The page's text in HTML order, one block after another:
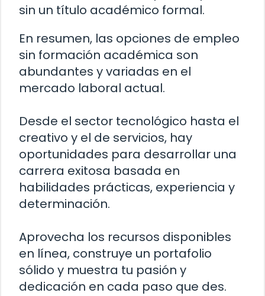
sin un título académico formal.
En resumen, las opciones de empleo
sin formación académica son
abundantes y variadas en el
mercado laboral actual.
Desde el sector tecnológico hasta el
creativo y el de servicios, hay
oportunidades para desarrollar una
carrera exitosa basada en
habilidades prácticas, experiencia y
determinación.
Aprovecha los recursos disponibles
en línea, construye un portafolio
sólido y muestra tu pasión y
dedicación en cada paso que des.